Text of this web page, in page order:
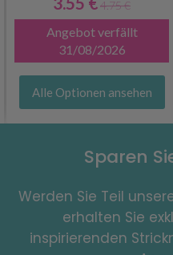
4.75 €
Angebot verfällt
31/08/2026
Alle Optionen ansehen
Sparen
Werden Sie Teil
erhalten Sie
inspirierenden